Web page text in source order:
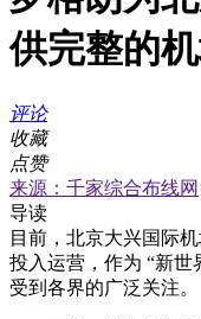
供完整的
评论
收藏
点赞
来源：千家综合布线网
导读
目前，北京大兴国际
投入运营，作为 “新世
受到各界的广泛关注。